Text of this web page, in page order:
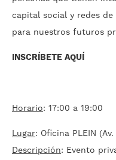
capital social y redes
para nuestros futuros
INSCRÍBETE AQUÍ
Horario: 17:00 a 19:00
Lugar: Oficina PLEIN
Descripción: Evento